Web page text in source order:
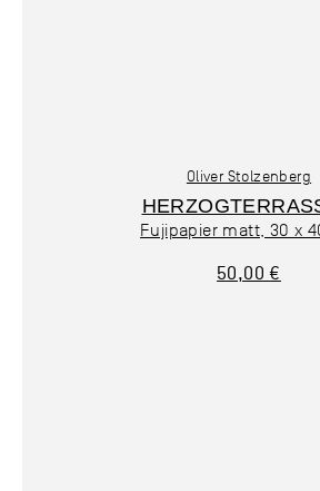
Oliver Stolzenberg
Fujipapier matt, 30 x
50,00 €